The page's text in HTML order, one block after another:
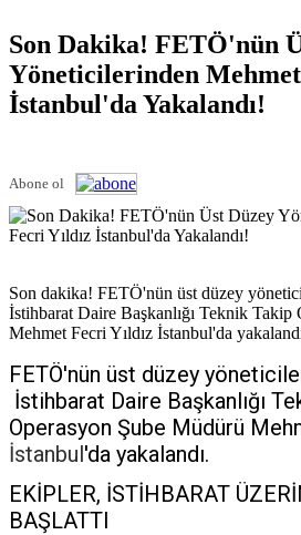
Son Dakika! FETÖ'nün
Yöneticilerinden Mehmet
İstanbul'da Yakalandı!
Abone ol
Son dakika! FETÖ'nün üst düzey
İstihbarat Daire Başkanlığı Teknik Takip
Mehmet Fecri Yıldız İstanbul'da
FETÖ'nün üst düzey
İstihbarat Daire Başkanlığı
Operasyon Şube Müdürü
İstanbul'da yakalandı.
EKİPLER, İSTİHBARAT
BAŞLATTI